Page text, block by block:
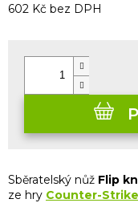
602 Kč bez DPH
Sběratelský nůž Flip
ze hry Counter-